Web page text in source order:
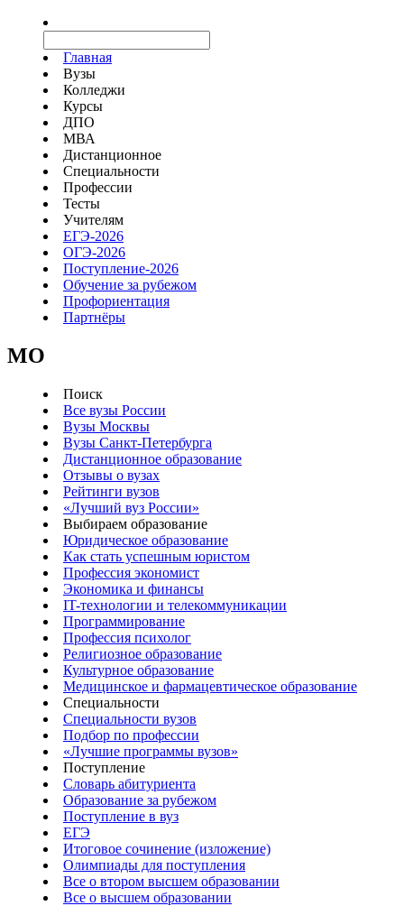
Главная
Вузы
Колледжи
Курсы
ДПО
МВА
Дистанционное
Специальности
Профессии
Тесты
Учителям
ЕГЭ-2026
ОГЭ-2026
Поступление-2026
Обучение за рубежом
Профориентация
Партнёры
MO
Поиск
Все вузы России
Вузы Москвы
Вузы Санкт-Петербурга
Дистанционное образование
Отзывы о вузах
Рейтинги вузов
«Лучший вуз России»
Выбираем образование
Юридическое образование
Как стать успешным юристом
Профессия экономист
Экономика и финансы
IT-технологии и телекоммуникации
Программирование
Профессия психолог
Религиозное образование
Культурное образование
Медицинское и фармацевтическое образование
Специальности
Специальности вузов
Подбор по профессии
«Лучшие программы вузов»
Поступление
Словарь абитуриента
Образование за рубежом
Поступление в вуз
ЕГЭ
Итоговое сочинение (изложение)
Олимпиады для поступления
Все о втором высшем образовании
Все о высшем образовании